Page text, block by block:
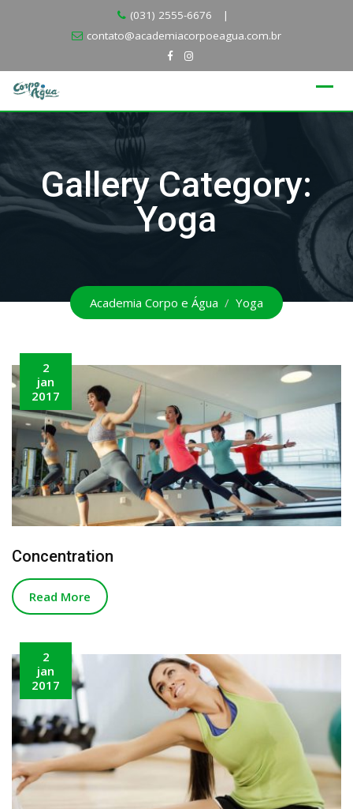
(031) 2555-6676
|
contato@academiacorpoeagua.com.br
Gallery Category:
Yoga
Academia Corpo e Água / Yoga
2
jan
2017
Concentration
Read More
2
jan
2017